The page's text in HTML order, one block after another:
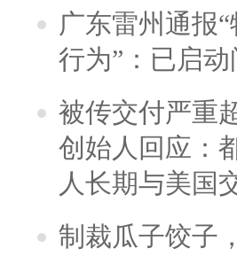
广东雷州通报
行为”：已启
被传交付严重
创始人回应：
人长期与美国
制裁瓜子饺子